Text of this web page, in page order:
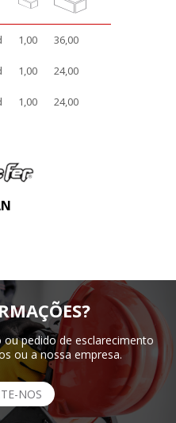
1,00 36,00
1,00 24,00
1,00 24,00
pedido de esclarecimento
ou a nossa empresa.
NOS